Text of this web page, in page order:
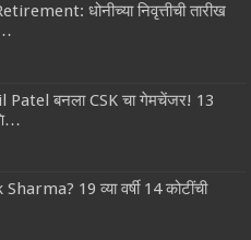
धोनीच्या निवृत्तीची तारीख
Patel बनला CSK चा गेमचेंजर! 13
19 व्या वर्षी 14 कोटींची